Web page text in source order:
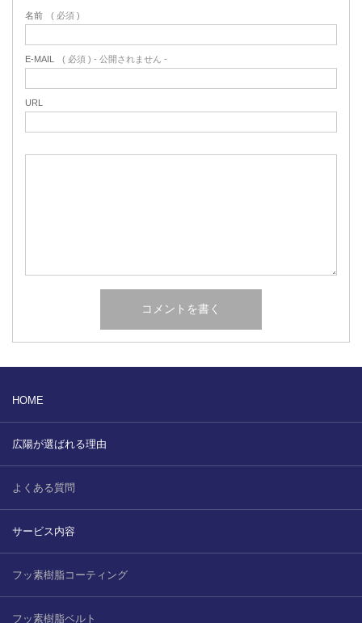
名前 ( 必須 )
E-MAIL ( 必須 ) - 公開されません -
URL
HOME
広陽が選ばれる理由
よくある質問
サービス内容
フッ素樹脂コーティング
フッ素樹脂ベルト